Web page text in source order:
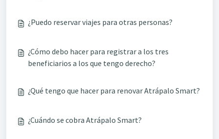
¿Puedo reservar viajes para otras personas?
¿Cómo debo hacer para registrar a los tres
beneficiarios a los que tengo derecho?
¿Qué tengo que hacer para renovar Atrápalo Smart?
¿Cuándo se cobra Atrápalo Smart?